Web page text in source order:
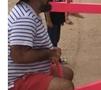
самых популярных на
ее!» – говорится о
Это и использовали
связаны – что